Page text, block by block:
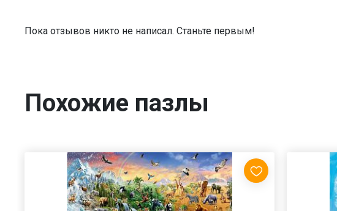
Пока отзывов никто не написал. Станьте первым!
Похожие пазлы